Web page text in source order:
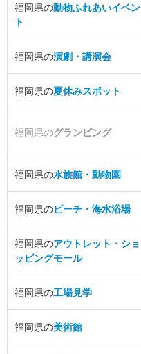
福岡県の動物ふれあいイベン
ト
福岡県の演劇・講演会
福岡県の夏休みスポット
福岡県のグランピング
福岡県の水族館・動物園
福岡県のビーチ・海水浴場
福岡県のアウトレット・ショ
ッピングモール
福岡県の工場見学
福岡県の美術館